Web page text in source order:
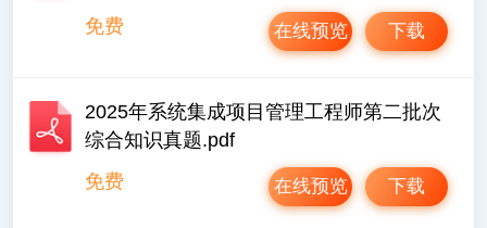
免费
下载
在线预览
2025年系统集成项目管理工程师第二批次
综合知识真题.pdf
免费
下载
在线预览